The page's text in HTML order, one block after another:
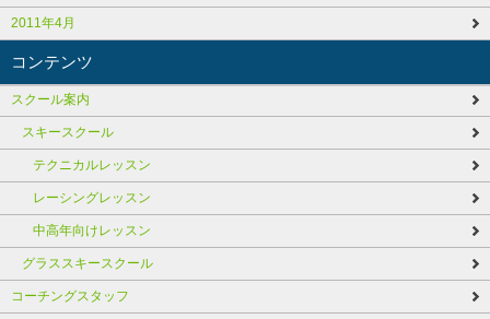
2011年4月
コンテンツ
スクール案内
スキースクール
テクニカルレッスン
レーシングレッスン
中高年向けレッスン
グラススキースクール
コーチングスタッフ